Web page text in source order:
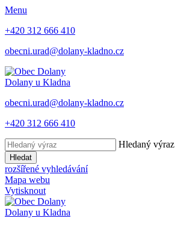
Menu
+420 312 666 410
obecni.urad@dolany-kladno.cz
Dolany u Kladna
obecni.urad@dolany-kladno.cz
+420 312 666 410
Hledaný výraz
Hledat
rozšířené vyhledávání
Mapa webu
Vytisknout
Dolany u Kladna